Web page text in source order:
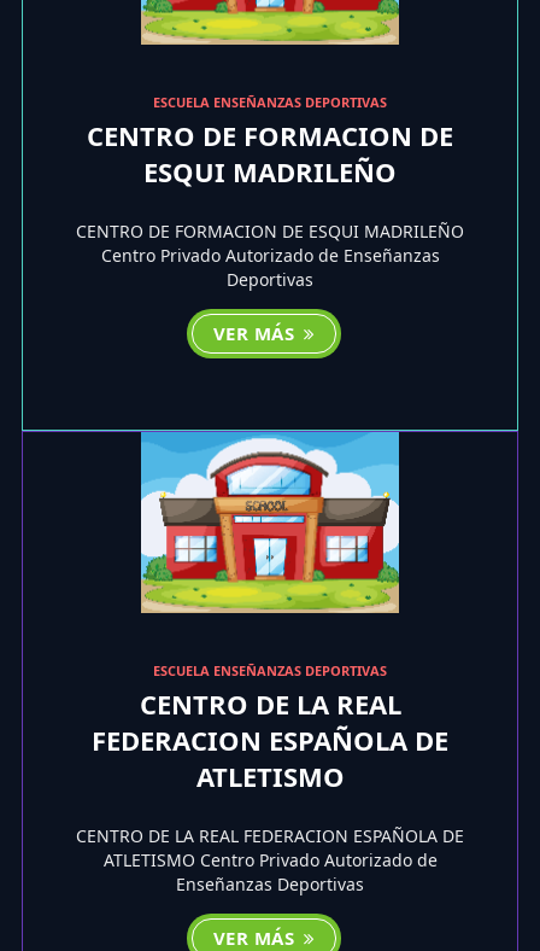
ESCUELA ENSEÑANZAS DEPORTIVAS
CENTRO DE FORMACION DE
ESQUI MADRILEÑO
CENTRO DE FORMACION DE ESQUI MADRILEÑO
Centro Privado Autorizado de Enseñanzas
Deportivas
VER MÁS
ESCUELA ENSEÑANZAS DEPORTIVAS
CENTRO DE LA REAL
FEDERACION ESPAÑOLA DE
ATLETISMO
CENTRO DE LA REAL FEDERACION ESPAÑOLA DE
ATLETISMO Centro Privado Autorizado de
Enseñanzas Deportivas
VER MÁS